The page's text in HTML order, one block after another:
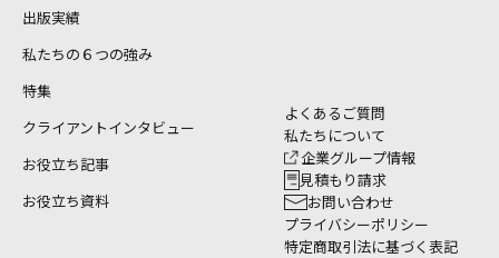
出版実績
私たちの６つの強み
特集
クライアントインタビュー
お役立ち記事
お役立ち資料
よくあるご質問
私たちについて
企業グループ情報
見積もり請求
お問い合わせ
プライバシーポリシー
特定商取引法に基づく表記